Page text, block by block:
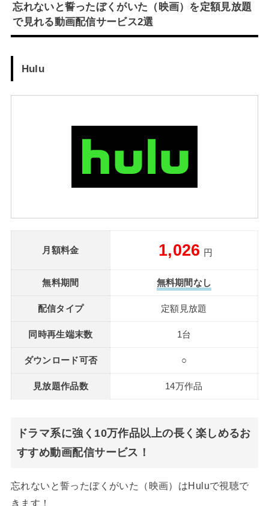
忘れないと誓ったぼくがいた（映画）を定額見放題
で見れる動画配信サービス2選
Hulu
月額料金 1,026 円
無料期間 無料期間なし
配信タイプ 定額見放題
同時再生端末数 1台
ダウンロード可否 ○
見放題作品数 14万作品
ドラマ系に強く10万作品以上の長く楽しめるお
すすめ動画配信サービス！
忘れないと誓ったぼくがいた（映画）はHuluで視聴で
きます！